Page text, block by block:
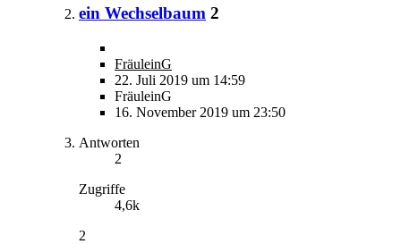
ein Wechselbaum 2
FräuleinG
22. Juli 2019 um 14:59
FräuleinG
16. November 2019 um 23:50
Antworten
2
Zugriffe
4,6k
2